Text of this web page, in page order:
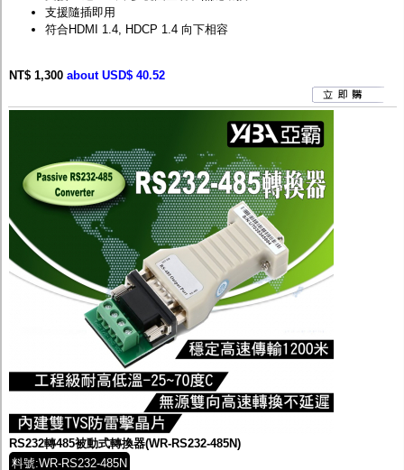
支援隨插即用
符合HDMI 1.4, HDCP 1.4 向下相容
NT$ 1,300 about USD$ 40.52
RS232轉485被動式轉換器(WR-RS232-485N)
料號:WR-RS232-485N